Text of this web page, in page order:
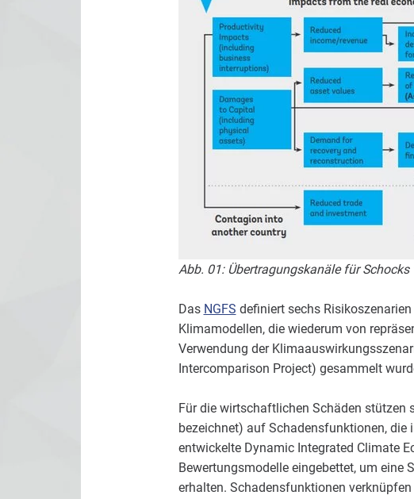
Abb. 01: Übertragungskanäle für
Das NGFS definiert sechs
Klimamodellen, die wiederum von
Verwendung der
Intercomparison Project) gesammelt
Für die wirtschaftlichen Schäden stützen
bezeichnet) auf Schadensfunktionen,
entwickelte Dynamic Integrated Climate
Bewertungsmodelle eingebettet, um eine
erhalten. Schadensfunktionen